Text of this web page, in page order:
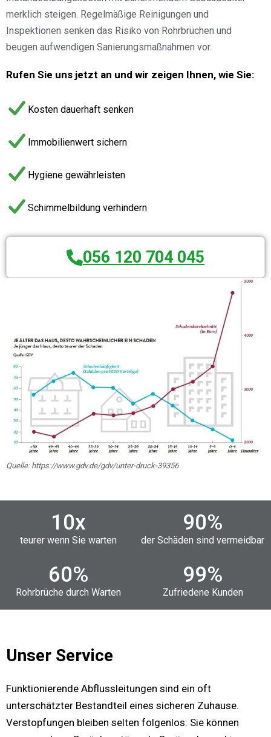
Quelle: https://www.gdv.de/gdv/unter-druck-39356
merklich steigen. Regelmäßige Reinigungen und
Inspektionen senken das Risiko von Rohrbrüchen und
beugen aufwendigen Sanierungsmaßnahmen vor.
Rufen Sie uns jetzt an und wir zeigen Ihnen, wie Sie:
Kosten dauerhaft senken
Immobilienwert sichern
Hygiene gewährleisten
Schimmelbildung verhindern
056 120 704 045
10x
teurer wenn Sie warten
90%
der Schäden sind vermeidbar
60%
Rohrbrüche durch Warten
99%
Zufriedene Kunden
Unser Service
Funktionierende Abflussleitungen sind ein oft
unterschätzter Bestandteil eines sicheren Zuhause.
Verstopfungen bleiben selten folgenlos: Sie können